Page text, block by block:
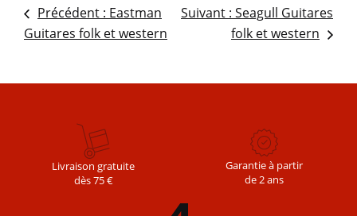
NAVIGATION
DE
Précédent : Eastman
Guitares folk et western
Suivant : Seagull Guitares
folk et western
Livraison gratuite
dès 75 €
Garantie à partir
de 2 ans